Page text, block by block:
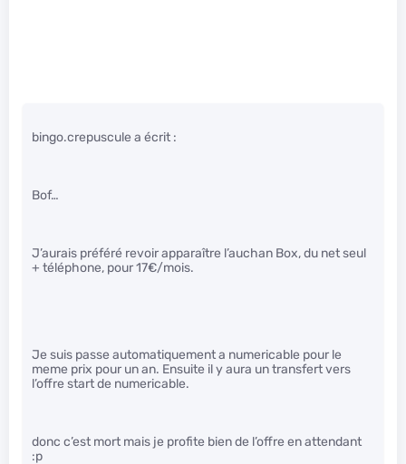
bingo.crepuscule a écrit :
Bof…
J’aurais préféré revoir apparaître l’auchan Box, du net seul
+ téléphone, pour 17€/mois.
Je suis passe automatiquement a numericable pour le
meme prix pour un an. Ensuite il y aura un transfert vers
l’offre start de numericable.
donc c’est mort mais je profite bien de l’offre en attendant
:p